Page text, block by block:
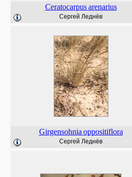
Ceratocarpus arenarius
Сергей Леднёв
Girgensohnia oppositiflora
Сергей Леднёв